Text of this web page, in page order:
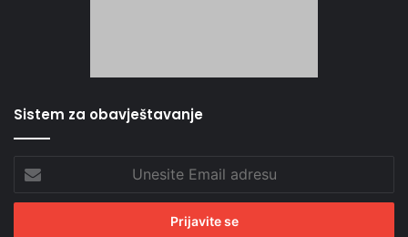
Sistem za obavještavanje
Email
adresu